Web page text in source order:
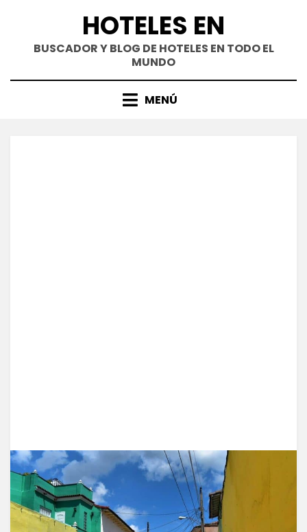
contenido
HOTELES EN
BUSCADOR Y BLOG DE HOTELES EN TODO EL
MUNDO
MENÚ